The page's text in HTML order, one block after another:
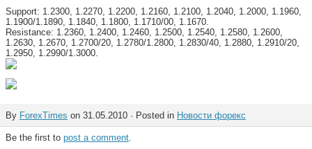
Support: 1.2300, 1.2270, 1.2200, 1.2160, 1.2100, 1.2040, 1.2000, 1.1960,
1.1900/1.1890, 1.1840, 1.1800, 1.1710/00, 1.1670.
Resistance: 1.2360, 1.2400, 1.2460, 1.2500, 1.2540, 1.2580, 1.2600,
1.2630, 1.2670, 1.2700/20, 1.2780/1.2800, 1.2830/40, 1.2880, 1.2910/20,
1.2950, 1.2990/1.3000.
By ForexTimes on 31.05.2010 · Posted in Новости форекс
Be the first to post a comment.